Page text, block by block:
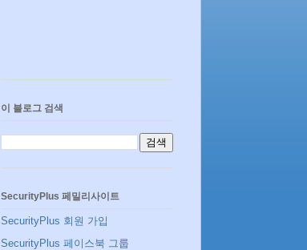
이 블로그 검색
SecurityPlus 페밀리사이트
SecurityPlus 회원 가입
SecurityPlus 페이스북 그룹